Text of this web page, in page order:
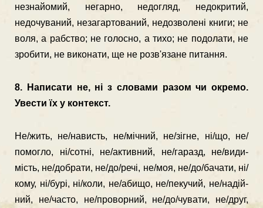
незна­йомий, негарно, недогляд, недокритий,
недочуваний, незагартований, недозволені книги; не
воля, а рабство; не голосно, а тихо; не подолати, не
зробити, не вико­нати, ще не розв'язане питання.
8. Написати не, ні з словами разом чи окремо.
Увести їх у контекст.
Не/жить, не/нависть, не/мічний, не/зігне, ні/що, не/
помогло, ні/сотні, не/активний, не/гаразд, не/види­
мість, не/добрати, не/до/речі, не/моя, не/до/бачати, ні/
кому, ні/бурі, ні/коли, не/абищо, не/пекучий, не/надій­
ний, не/часто, не/проворний, не/до/чувати, не/друг,